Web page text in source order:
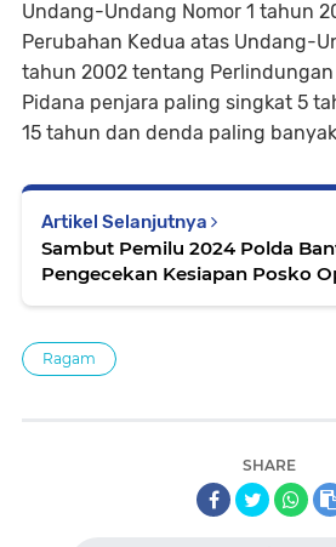
Undang-Undang Nomor 1 tahun
Perubahan Kedua atas Undang-
tahun 2002 tentang
Pidana penjara paling singkat 5
15 tahun dan denda paling
Artikel Selanjutnya
Sambut Pemilu 2024 Polda
Pengecekan Kesiapan Posko
Ragam
SHARE